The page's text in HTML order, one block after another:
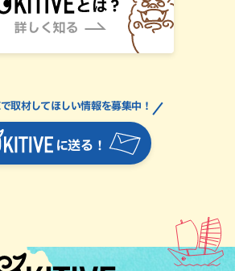
に送る！
取材してほしい情報を募集中！